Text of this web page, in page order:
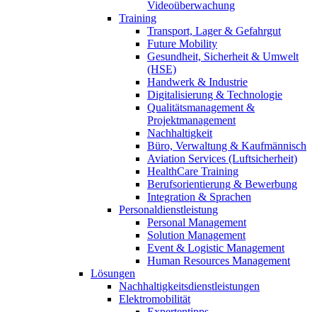
Videoüberwachung
Training
Transport, Lager & Gefahrgut
Future Mobility
Gesundheit, Sicherheit & Umwelt
(HSE)
Handwerk & Industrie
Digitalisierung & Technologie
Qualitätsmanagement &
Projektmanagement
Nachhaltigkeit
Büro, Verwaltung & Kaufmännisch
Aviation Services (Luftsicherheit)
HealthCare Training
Berufsorientierung & Bewerbung
Integration & Sprachen
Personaldienstleistung
Personal Management
Solution Management
Event & Logistic Management
Human Resources Management
Lösungen
Nachhaltigkeitsdienstleistungen
Elektromobilität